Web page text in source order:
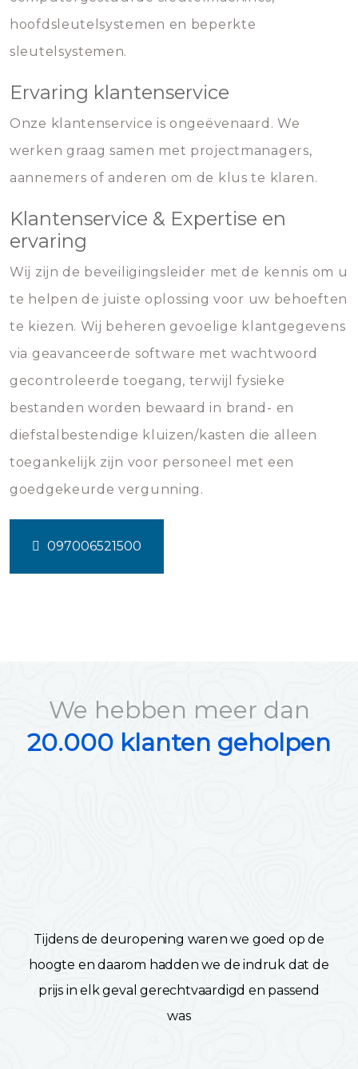
hoofdsleutelsystemen en beperkte
sleutelsystemen.
Ervaring klantenservice
Onze klantenservice is ongeëvenaard. We
werken graag samen met projectmanagers,
aannemers of anderen om de klus te klaren.
Klantenservice & Expertise en
ervaring
Wij zijn de beveiligingsleider met de kennis om u
te helpen de juiste oplossing voor uw behoeften
te kiezen. Wij beheren gevoelige klantgegevens
via geavanceerde software met wachtwoord
gecontroleerde toegang, terwijl fysieke
bestanden worden bewaard in brand- en
diefstalbestendige kluizen/kasten die alleen
toegankelijk zijn voor personeel met een
goedgekeurde vergunning.
097006521500
We hebben meer dan
20.000 klanten geholpen
Tijdens de deuropening waren we goed op de
hoogte en daarom hadden we de indruk dat de
prijs in elk geval gerechtvaardigd en passend
was